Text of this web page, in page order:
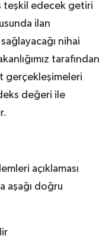
teşkil edecek getiri
ilan
nihai
tarafından
gerçekleşimeleri
değeri ile
açıklaması
aşağı doğru